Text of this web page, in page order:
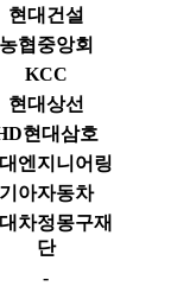
현대건설
농협중앙회
KCC
현대상선
현대삼호
엔지니어링
기아자동차
차정몽구재
단
-